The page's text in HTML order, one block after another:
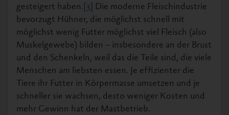
gesteigert haben. [3]
Die moderne Fleischindustrie
bevorzugt Hühner, die möglichst schnell mit
möglichst wenig Futter möglichst viel Fleisch (also
Muskelgewebe) bilden – insbesondere an der Brust
und den Schenkeln, weil das die Teile sind, die viele
Menschen am liebsten essen. Je effizienter die
Tiere ihr Futter in Körpermasse umsetzen und je
schneller sie wachsen, desto weniger Kosten und
mehr Gewinn hat der Mastbetrieb.